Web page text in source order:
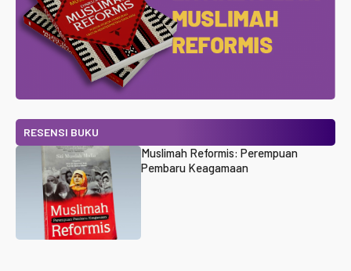
RESENSI BUKU
Muslimah Reformis: Perempuan
Pembaru Keagamaan